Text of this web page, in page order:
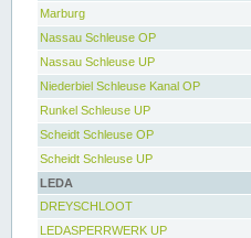
Marburg
Nassau Schleuse OP
Nassau Schleuse UP
Niederbiel Schleuse Kanal OP
Runkel Schleuse UP
Scheidt Schleuse OP
Scheidt Schleuse UP
LEDA
DREYSCHLOOT
LEDASPERRWERK UP